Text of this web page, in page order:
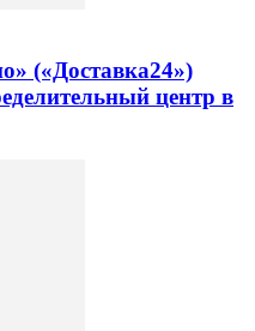
(«Доставка24»)
центр в